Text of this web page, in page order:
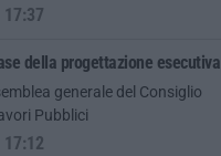
della progettazione esecutiva
generale del Consiglio
Pubblici